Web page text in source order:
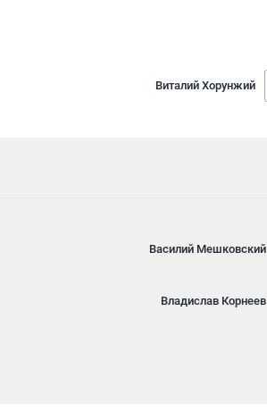
Виталий Хорунжий
Василий Мешковский
Владислав Корнеев